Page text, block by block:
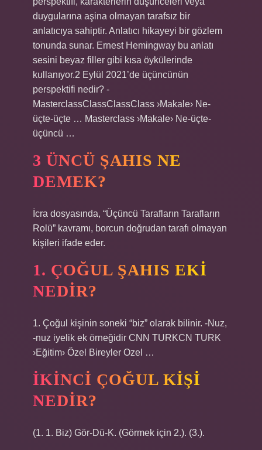
duygularına aşina olmayan tarafsız bir
anlatıcıya sahiptir. Anlatıcı hikayeyi bir gözlem
tonunda sunar. Ernest Hemingway bu anlatı
sesini beyaz filler gibi kısa öykülerinde
kullanıyor.2 Eylül 2021’de üçüncünün
perspektifi nedir? -
MasterclassClassClassClass ›Makale› Ne-
üçte-üçte … Masterclass ›Makale› Ne-üçte-
üçüncü …
3 ÜNCÜ ŞAHIS NE
DEMEK?
İcra dosyasında, “Üçüncü Tarafların Tarafların
Rolü” kavramı, borcun doğrudan tarafı olmayan
kişileri ifade eder.
1. ÇOĞUL ŞAHIS EKI
NEDIR?
1. Çoğul kişinin soneki “biz” olarak bilinir. -Nuz,
-nuz iyelik ek örneğidir CNN TURKCN TURK
›Eğitim› Özel Bireyler Ozel …
İKINCI ÇOĞUL KIŞI
NEDIR?
(1. 1. Biz) Gör-Dü-K. (Görmek için 2.). (3.).